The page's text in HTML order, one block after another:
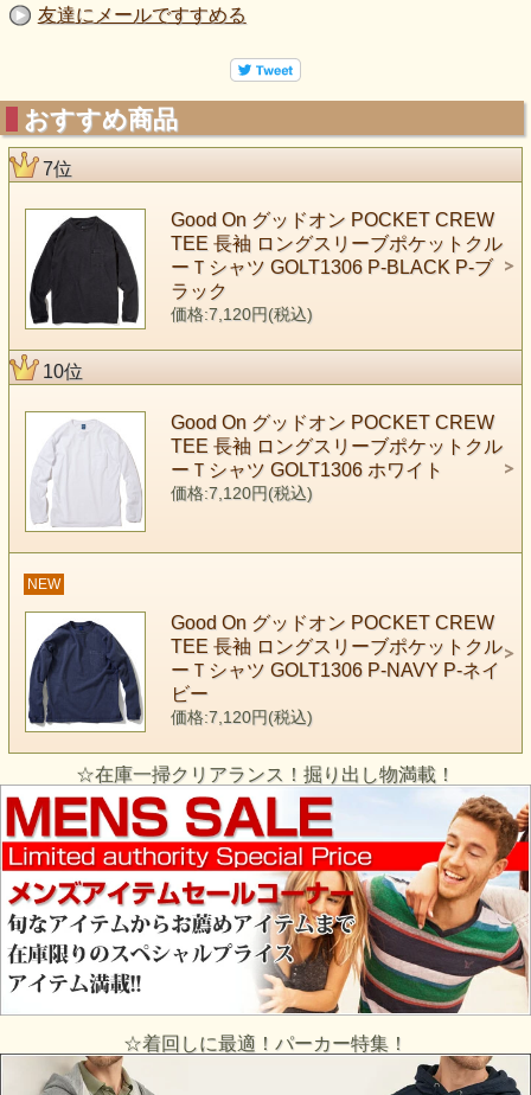
友達にメールですすめる
おすすめ商品
7位
Good On グッドオン POCKET CREW
TEE 長袖 ロングスリーブポケットクル
ーＴシャツ GOLT1306 P-BLACK P-ブ
ラック
価格:7,120円(税込)
10位
Good On グッドオン POCKET CREW
TEE 長袖 ロングスリーブポケットクル
ーＴシャツ GOLT1306 ホワイト
価格:7,120円(税込)
NEW
Good On グッドオン POCKET CREW
TEE 長袖 ロングスリーブポケットクル
ーＴシャツ GOLT1306 P-NAVY P-ネイ
ビー
価格:7,120円(税込)
☆在庫一掃クリアランス！掘り出し物満載！
☆着回しに最適！パーカー特集！